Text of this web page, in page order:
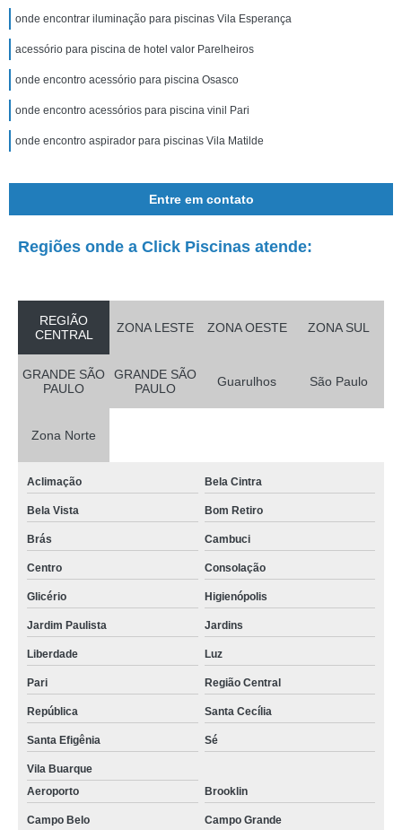
onde encontrar iluminação para piscinas Vila Esperança
acessório para piscina de hotel valor Parelheiros
onde encontro acessório para piscina Osasco
onde encontro acessórios para piscina vinil Pari
onde encontro aspirador para piscinas Vila Matilde
Entre em contato
Regiões onde a Click Piscinas atende:
REGIÃO
CENTRAL
ZONA LESTE ZONA OESTE ZONA SUL
GRANDE SÃO
PAULO
GRANDE SÃO
PAULO
Guarulhos São Paulo
Zona Norte
Aclimação Bela Cintra
Bela Vista Bom Retiro
Brás Cambuci
Centro Consolação
Glicério Higienópolis
Jardim Paulista Jardins
Liberdade Luz
Pari Região Central
República Santa Cecília
Santa Efigênia Sé
Vila Buarque
Aeroporto
Brooklin
Campo Belo Campo Grande